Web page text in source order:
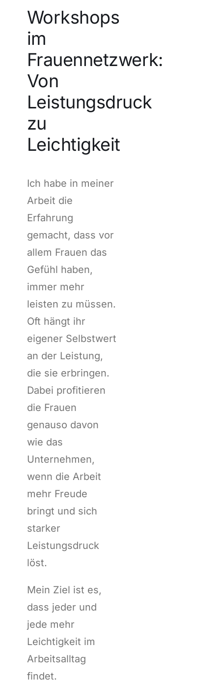
Workshops
im
Frauennetzwerk:
Von
Leistungsdruck
zu
Leichtigkeit
Ich habe in meiner
Arbeit die
Erfahrung
gemacht, dass vor
allem Frauen das
Gefühl haben,
immer mehr
leisten zu müssen.
Oft hängt ihr
eigener Selbstwert
an der Leistung,
die sie erbringen.
Dabei profitieren
die Frauen
genauso davon
wie das
Unternehmen,
wenn die Arbeit
mehr Freude
bringt und sich
starker
Leistungsdruck
löst.
Mein Ziel ist es,
dass jeder und
jede mehr
Leichtigkeit im
Arbeitsalltag
findet.